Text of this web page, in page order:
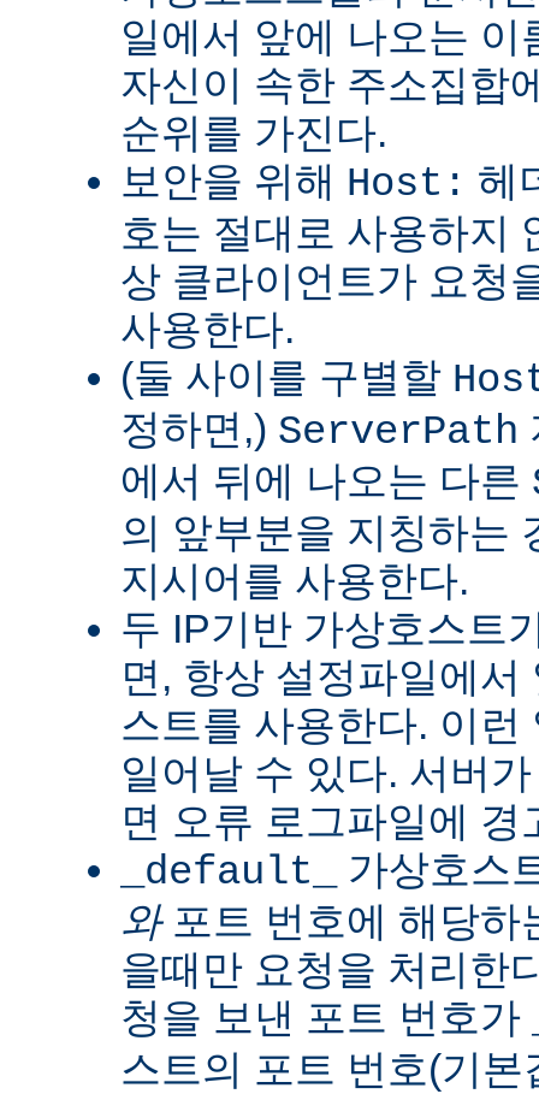
일에서 앞에 나오는
자신이 속한 주소집합
순위를 가진다.
보안을 위해 Host: 헤
호는 절대로 사용하지
상 클라이언트가 요청
사용한다.
(둘 사이를 구별할
정하면,) ServerPath
에서 뒤에 나오는 다른
의 앞부분을 지칭하는
지시어를 사용한다.
두 IP기반 가상호스트
면, 항상 설정파일에
스트를 사용한다. 이런
일어날 수 있다. 서버
면 오류 로그파일에 경
_default_
가상호스
와포트 번호에 해당하
을때만 요청을 처리한
청을 보낸 포트 번호가
스트의 포트 번호(기